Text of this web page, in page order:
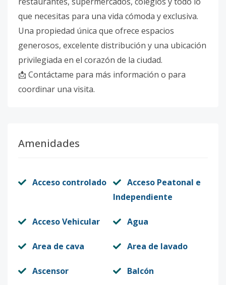
que necesitas para una vida cómoda y exclusiva.
Una propiedad única que ofrece espacios
generosos, excelente distribución y una ubicación
privilegiada en el corazón de la ciudad.
📩 Contáctame para más información o para
coordinar una visita.
Amenidades
Acceso controlado
Acceso Peatonal e
Independiente
Acceso Vehicular Agua
Area de cava Area de lavado
Ascensor Balcón